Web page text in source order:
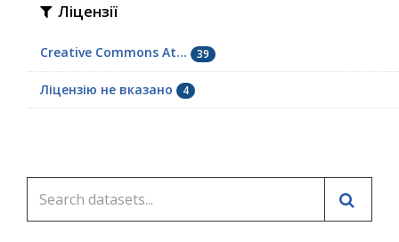
Ліцензії
Creative Commons At... 39
Ліцензію не вказано 4